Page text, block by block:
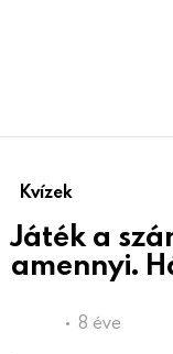
Kvízek
Játék a
amennyi.
8 éve